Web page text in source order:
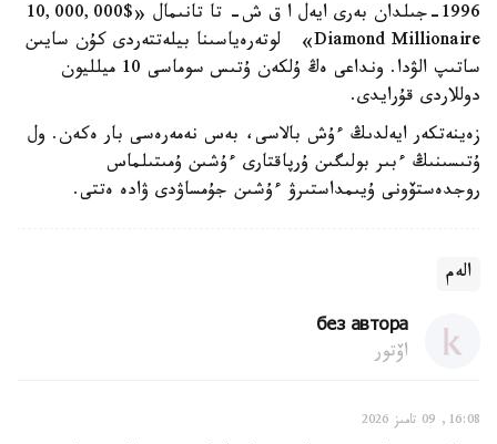
1996-جىلدان بەرى ايەل ا ق ش- تا تانىمال «$10,000,000
Diamond Millionaire» لوتەرەياسىنا بيلەتتەردى كۇن سايىن
ساتىپ الۋدا. ونداعى ەڭ ۇلكەن ۇتىس سوماسى 10 ميلليون
دوللاردى قۇرايدى.
زەينەتكەر ايەلدىڭ ءۇش بالاسى، بەس نەمەرەسى بار ەكەن. ول
ۇتىسىنىڭ ءبىر بولىگىن ۇرپاقتارى ءۇشىن ۇمىتىلماس
روجدەستۆونى ۇيىمداستىرۋ ءۇشىن جۇمساۋدى ۋادە ەتتى.
الەم
без автора
اۆتور
16:08, 09 تامىز 2026